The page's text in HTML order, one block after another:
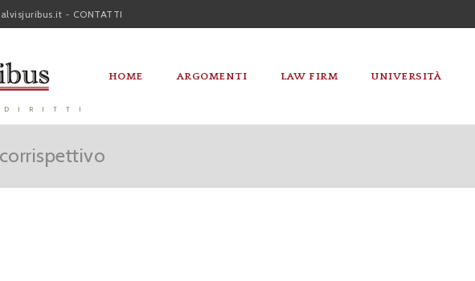
- CONTATTI
HOME ARGOMENTI LAW FIRM UNIVERSITÀ